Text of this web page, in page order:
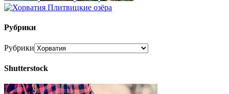
Рубрики
Рубрики
Shutterstock